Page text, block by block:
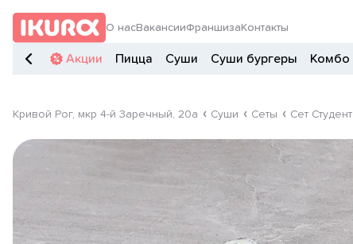
О насВакансииФраншиза Контакты
Акции Пицца Суши Суши бургеры Комбо
Кривой Рог, мкр 4-й Заречный, 20а Суши Сеты Сет Студент